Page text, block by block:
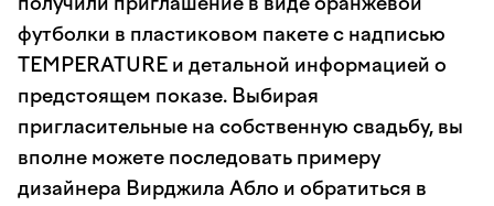
футболки в пластиковом пакете с надписью
TEMPERATURE и детальной информацией о
предстоящем показе. Выбирая
пригласительные на собственную свадьбу, вы
вполне можете последовать примеру
дизайнера Вирджила Абло и обратиться в